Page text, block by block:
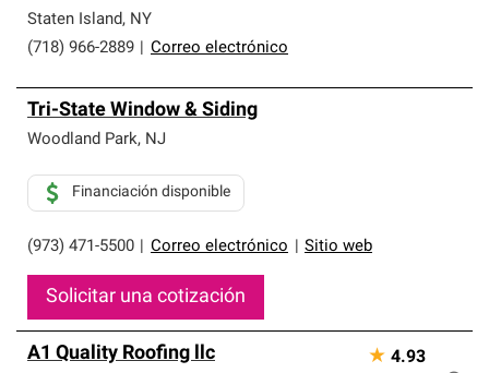
Staten Island, NY
(718) 966-2889
Correo electrónico
Tri-State Window & Siding
Woodland Park, NJ
(973) 471-5500 Correo electrónico Sitio web
Financiación disponible
Solicitar una cotización
A1 Quality Roofing llc ★ 4.93